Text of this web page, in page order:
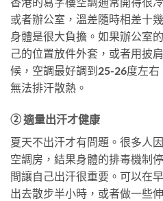
或者辦公室，溫差隨時相差十
身體是很大負擔。如果辦公室
己的位置放件外套，或者用披
候，空調最好調到25-26度左
無法排汗散熱。
② 適量出汗才健康
夏天不出汗才有問題。很多人
空調房，結果身體的排毒機制
間讓自己出汗很重要。可以在
出去散步半小時，或者做一些